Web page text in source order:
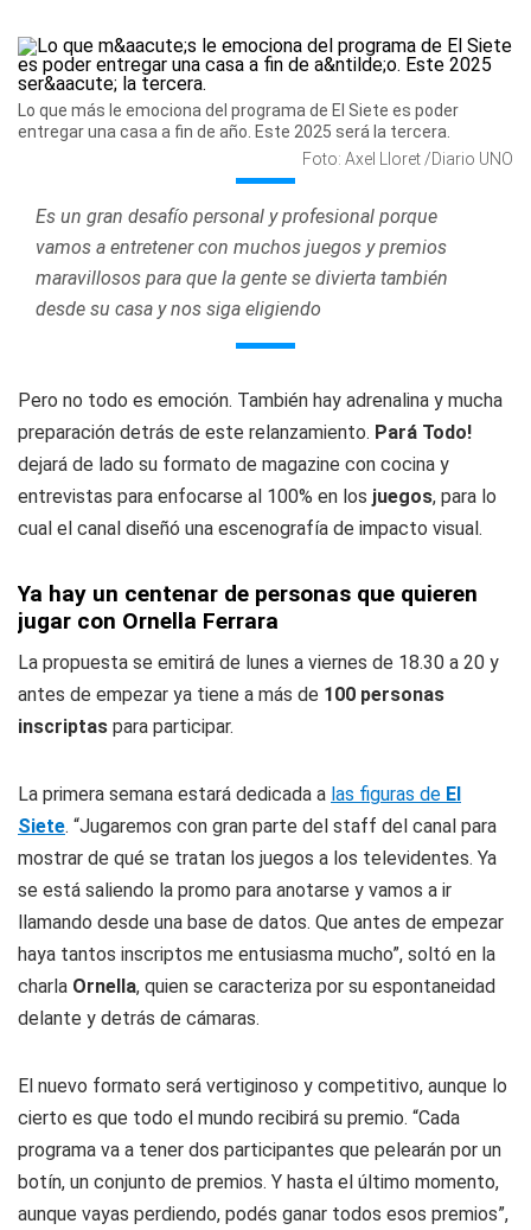
Lo que más le emociona del programa de El Siete es poder
entregar una casa a fin de año. Este 2025 será la tercera.
Foto: Axel Lloret /Diario UNO
Es un gran desafío personal y profesional porque
vamos a entretener con muchos juegos y premios
maravillosos para que la gente se divierta también
desde su casa y nos siga eligiendo
Pero no todo es emoción. También hay adrenalina y mucha
preparación detrás de este relanzamiento. Pará Todo!
dejará de lado su formato de magazine con cocina y
entrevistas para enfocarse al 100% en los juegos, para lo
cual el canal diseñó una escenografía de impacto visual.
Ya hay un centenar de personas que quieren
jugar con Ornella Ferrara
La propuesta se emitirá de lunes a viernes de 18.30 a 20 y
antes de empezar ya tiene a más de 100 personas
inscriptas para participar.
La primera semana estará dedicada a las figuras de El
Siete. “Jugaremos con gran parte del staff del canal para
mostrar de qué se tratan los juegos a los televidentes. Ya
se está saliendo la promo para anotarse y vamos a ir
llamando desde una base de datos. Que antes de empezar
haya tantos inscriptos me entusiasma mucho”, soltó en la
charla Ornella, quien se caracteriza por su espontaneidad
delante y detrás de cámaras.
El nuevo formato será vertiginoso y competitivo, aunque lo
cierto es que todo el mundo recibirá su premio. “Cada
programa va a tener dos participantes que pelearán por un
botín, un conjunto de premios. Y hasta el último momento,
aunque vayas perdiendo, podés ganar todos esos premios”,